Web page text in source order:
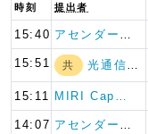
時刻 提出者
15:40
15:51 共 光通信(株)
15:11 MIRI Cap…
14:07